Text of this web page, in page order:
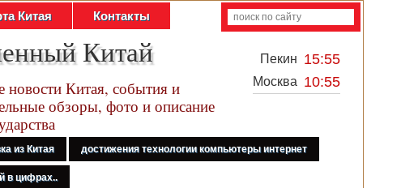
Китая Контакты
Китай
Китая, события и
обзоры, фото и описание
Пекин 15:55
Москва 10:55
из Китая достижения технологии компьютеры интернет
в цифрах..